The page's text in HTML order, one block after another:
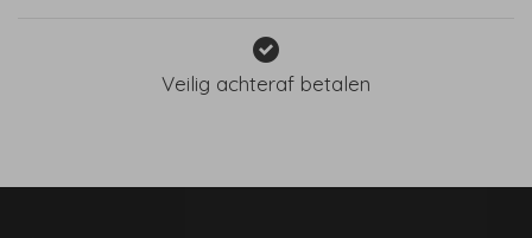
Veilig achteraf betalen